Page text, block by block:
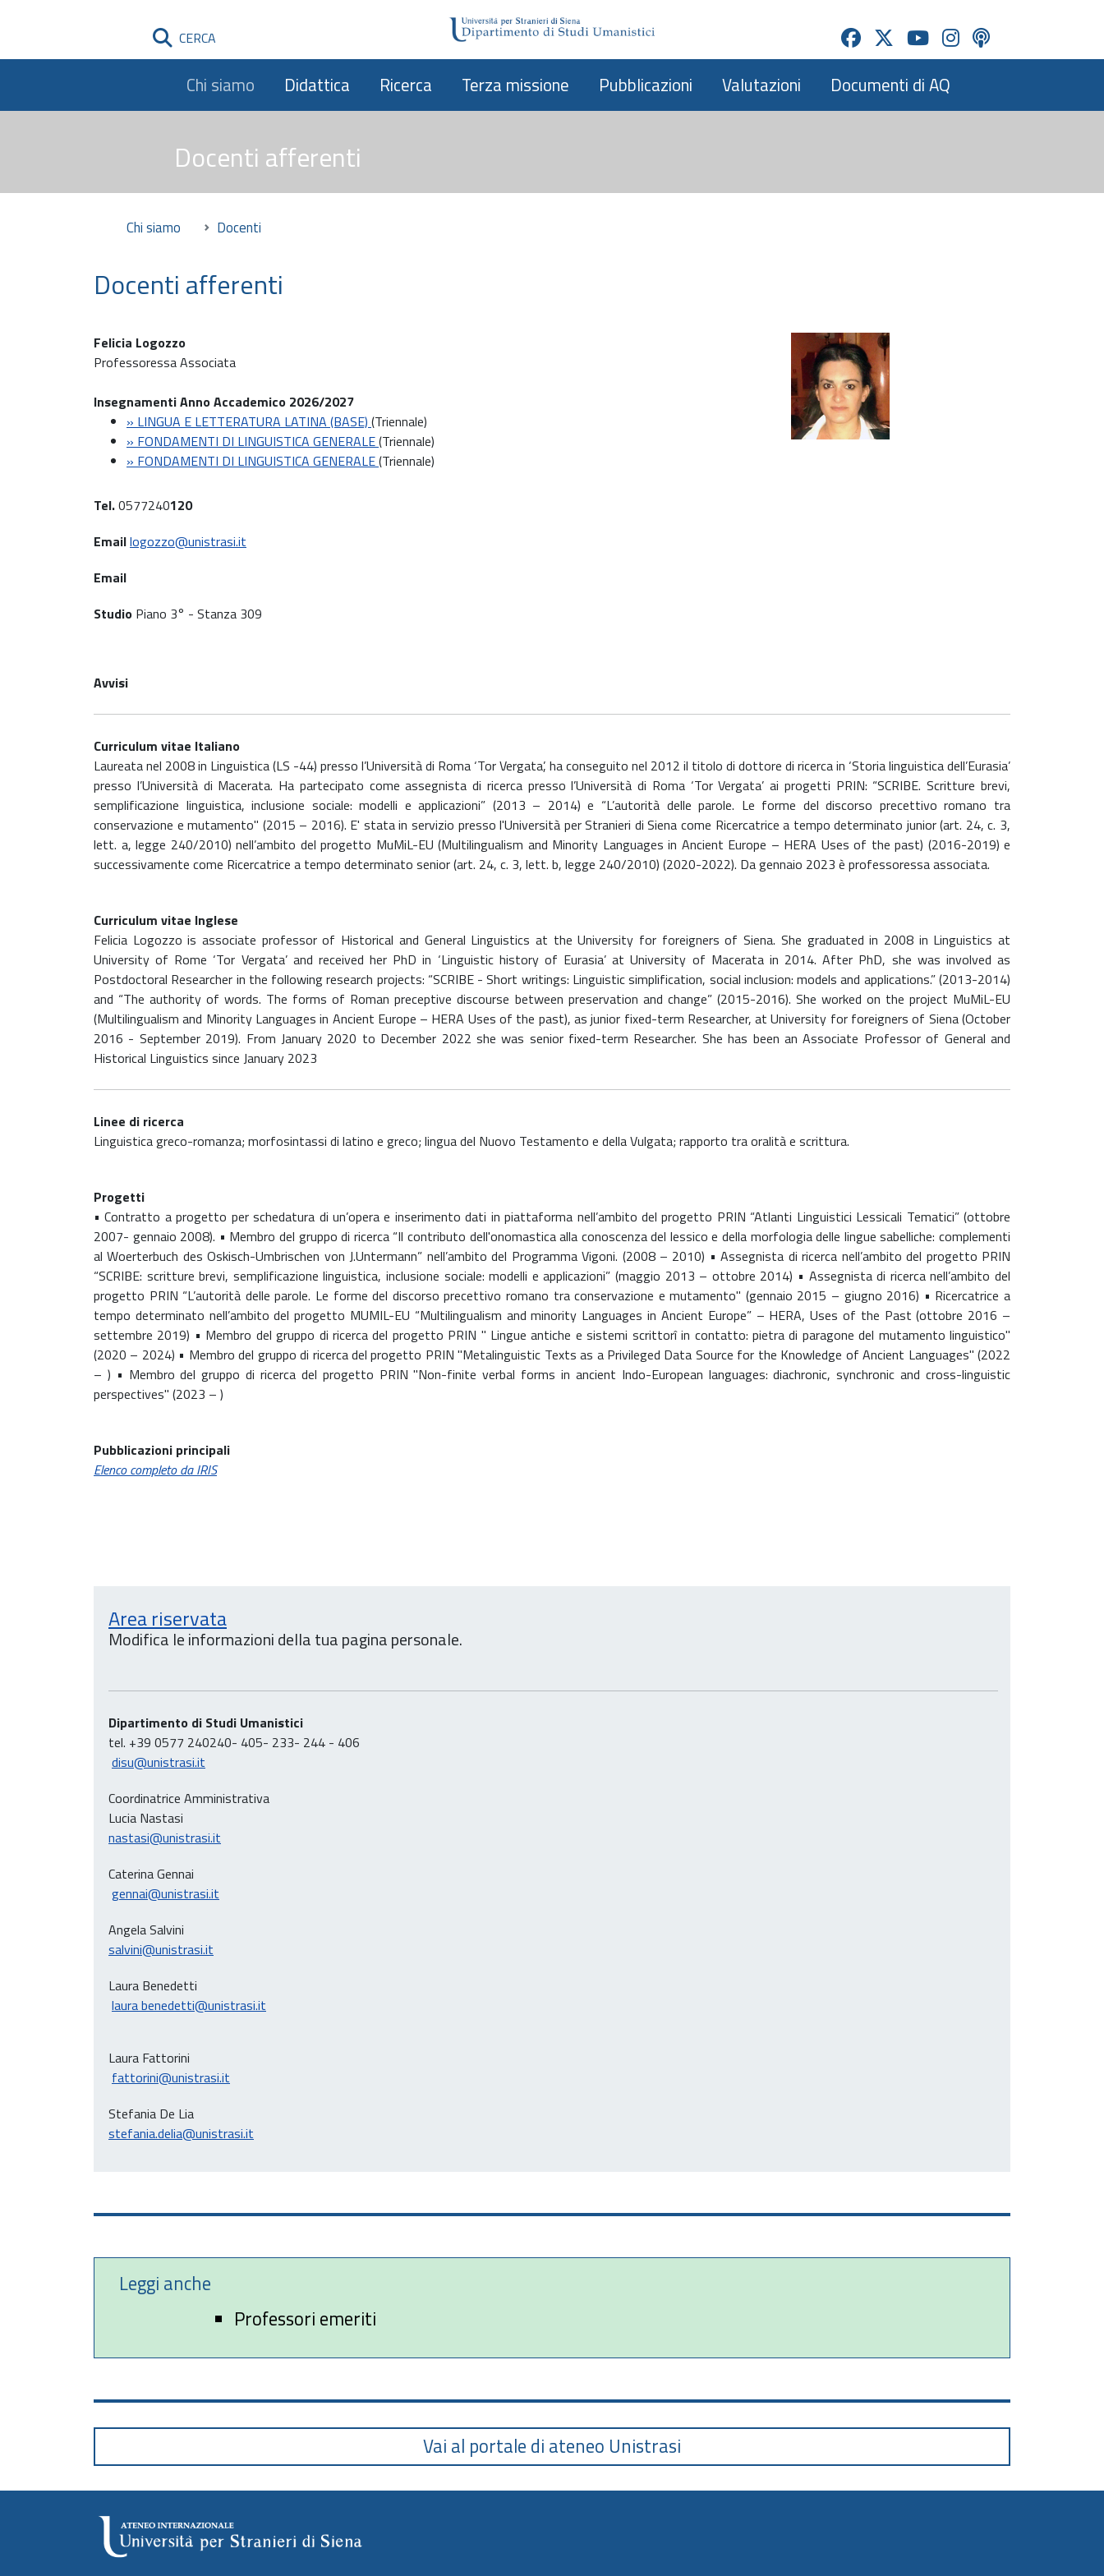
CERCA
Chi siamo Didattica Ricerca Terza missione Pubblicazioni Valutazioni Documenti di AQ
Docenti afferenti
Chi siamo Docenti
Docenti afferenti
Felicia Logozzo
Professoressa Associata
Insegnamenti Anno Accademico 2026/2027
» LINGUA E LETTERATURA LATINA (BASE) (Triennale)
» FONDAMENTI DI LINGUISTICA GENERALE(Triennale)
» FONDAMENTI DI LINGUISTICA GENERALE(Triennale)
Tel.0577240120
Emaillogozzo@unistrasi.it
Email
Studio Piano 3° - Stanza 309
Avvisi
Curriculum vitae Italiano
Laureata nel 2008 in Linguistica (LS -44) presso l’Università di Roma ‘Tor Vergata’, ha conseguito nel 2012 il titolo di dottore di ricerca in ‘Storia linguistica dell’Eurasia’
presso l’Università di Macerata. Ha partecipato come assegnista di ricerca presso l’Università di Roma ‘Tor Vergata’ ai progetti PRIN: “SCRIBE. Scritture brevi,
semplificazione linguistica, inclusione sociale: modelli e applicazioni” (2013 – 2014) e “L’autorità delle parole. Le forme del discorso precettivo romano tra
conservazione e mutamento" (2015 – 2016). E' stata in servizio presso l'Università per Stranieri di Siena come Ricercatrice a tempo determinato junior (art. 24, c. 3,
lett. a, legge 240/2010) nell’ambito del progetto MuMiL-EU (Multilingualism and Minority Languages in Ancient Europe – HERA Uses of the past) (2016-2019) e
successivamente come Ricercatrice a tempo determinato senior (art. 24, c. 3, lett. b, legge 240/2010) (2020-2022). Da gennaio 2023 è professoressa associata.
Curriculum vitae Inglese
Felicia Logozzo is associate professor of Historical and General Linguistics at the University for foreigners of Siena. She graduated in 2008 in Linguistics at
University of Rome ‘Tor Vergata’ and received her PhD in ‘Linguistic history of Eurasia’ at University of Macerata in 2014. After PhD, she was involved as
Postdoctoral Researcher in the following research projects: “SCRIBE - Short writings: Linguistic simplification, social inclusion: models and applications.” (2013-2014)
and “The authority of words. The forms of Roman preceptive discourse between preservation and change” (2015-2016). She worked on the project MuMiL-EU
(Multilingualism and Minority Languages in Ancient Europe – HERA Uses of the past), as junior fixed-term Researcher, at University for foreigners of Siena (October
2016 - September 2019). From January 2020 to December 2022 she was senior fixed-term Researcher. She has been an Associate Professor of General and
Historical Linguistics since January 2023
Linee di ricerca
Linguistica greco-romanza; morfosintassi di latino e greco; lingua del Nuovo Testamento e della Vulgata; rapporto tra oralità e scrittura.
Progetti
• Contratto a progetto per schedatura di un’opera e inserimento dati in piattaforma nell’ambito del progetto PRIN “Atlanti Linguistici Lessicali Tematici” (ottobre
2007- gennaio 2008). • Membro del gruppo di ricerca “Il contributo dell'onomastica alla conoscenza del lessico e della morfologia delle lingue sabelliche: complementi
al Woerterbuch des Oskisch-Umbrischen von J.Untermann” nell’ambito del Programma Vigoni. (2008 – 2010) • Assegnista di ricerca nell’ambito del progetto PRIN
“SCRIBE: scritture brevi, semplificazione linguistica, inclusione sociale: modelli e applicazioni” (maggio 2013 – ottobre 2014) • Assegnista di ricerca nell’ambito del
progetto PRIN “L’autorità delle parole. Le forme del discorso precettivo romano tra conservazione e mutamento" (gennaio 2015 – giugno 2016) • Ricercatrice a
tempo determinato nell’ambito del progetto MUMIL-EU “Multilingualism and minority Languages in Ancient Europe” – HERA, Uses of the Past (ottobre 2016 –
settembre 2019) • Membro del gruppo di ricerca del progetto PRIN " Lingue antiche e sistemi scrittorî in contatto: pietra di paragone del mutamento linguistico"
(2020 – 2024) • Membro del gruppo di ricerca del progetto PRIN "Metalinguistic Texts as a Privileged Data Source for the Knowledge of Ancient Languages" (2022
– ) • Membro del gruppo di ricerca del progetto PRIN "Non-finite verbal forms in ancient Indo-European languages: diachronic, synchronic and cross-linguistic
perspectives" (2023 – )
Pubblicazioni principali
Elenco completo da IRIS
Area riservata
Modifica le informazioni della tua pagina personale.
Dipartimento di Studi Umanistici
tel. +39 0577 240240- 405- 233- 244 - 406
disu@unistrasi.it
Coordinatrice Amministrativa
Lucia Nastasi
nastasi@unistrasi.it
Caterina Gennai
gennai@unistrasi.it
Angela Salvini
salvini@unistrasi.it
Laura Benedetti
laura benedetti@unistrasi.it
Laura Fattorini
fattorini@unistrasi.it
Stefania De Lia
stefania.delia@unistrasi.it
Leggi anche
Professori emeriti
Vai al portale di ateneo Unistrasi